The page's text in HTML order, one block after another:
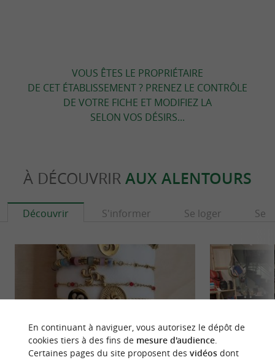
VOUS ÊTES LE PROPRIÉTAIRE
DE CET ÉTABLISSEMENT ? PRENEZ LE CONTRÔLE
DE VOTRE FICHE ET MODIFIEZ LA
SELON VOS DÉSIRS...
À DÉCOUVRIR AUX ALENTOURS
Découvrir S'informer Se loger Se
En continuant à naviguer, vous autorisez le dépôt de
cookies tiers à des fins de mesure d'audience.
Certaines pages du site proposent des vidéosdont